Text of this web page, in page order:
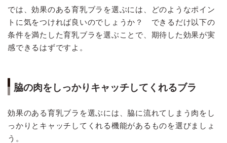
では、効果のある育乳ブラを選ぶには、どのようなポイン
トに気をつければ良いのでしょうか？ できるだけ以下の
条件を満たした育乳ブラを選ぶことで、期待した効果が実
感できるはずですよ。
脇の肉をしっかりキャッチしてくれるブラ
効果のある育乳ブラを選ぶには、脇に流れてしまう肉をし
っかりとキャッチしてくれる機能があるものを選びましょ
う。